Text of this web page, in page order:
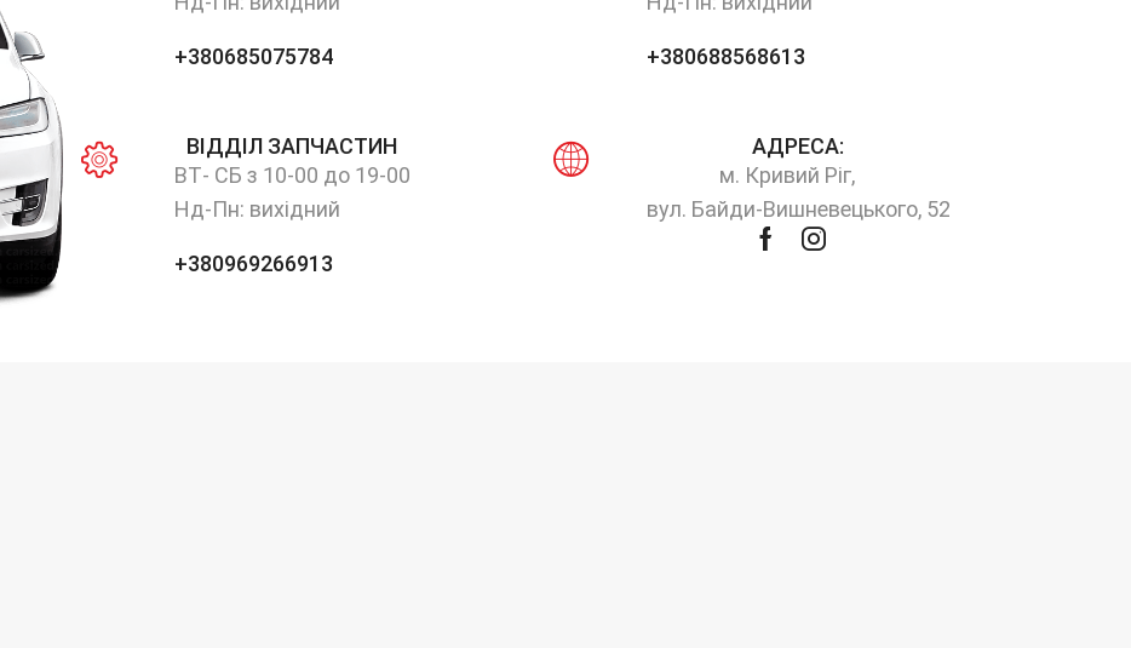
+380685075784
ВІДДІЛ ЗАПЧАСТИН
ВТ- СБ з 10-00 до 19-00
Нд-Пн: вихідний
+380969266913
+380688568613
АДРЕСА:
м. Кривий Ріг,
вул. Байди-Вишневецького, 52
FacebookInstagram